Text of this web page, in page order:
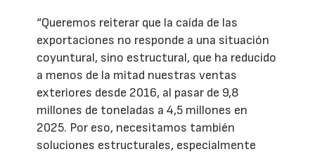
“Queremos reiterar que la caída de las
exportaciones no responde a una situación
coyuntural, sino estructural, que ha reducido
a menos de la mitad nuestras ventas
exteriores desde 2016, al pasar de 9,8
millones de toneladas a 4,5 millones en
2025. Por eso, necesitamos también
soluciones estructurales, especialmente